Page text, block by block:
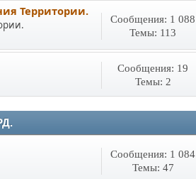
Территории.
Сообщения: 1 088
Темы: 113
Сообщения: 19
Темы: 2
Сообщения: 1 084
Темы: 47